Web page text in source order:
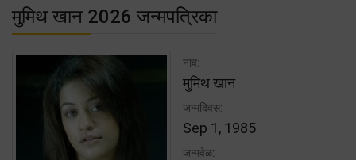
मुमिथ खान 2026 जन्मपत्रिका
नाव:
मुमिथ खान
जन्मदिवस:
Sep 1, 1985
जन्मवेळ: